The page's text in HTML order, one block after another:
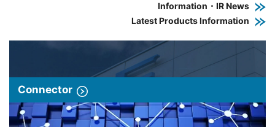
Information・IR News
Latest Products Information
Connector